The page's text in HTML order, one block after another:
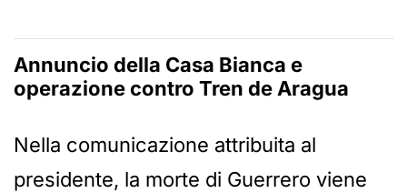
Annuncio della Casa Bianca e
operazione contro Tren de Aragua
Nella comunicazione attribuita al
presidente, la morte di Guerrero viene